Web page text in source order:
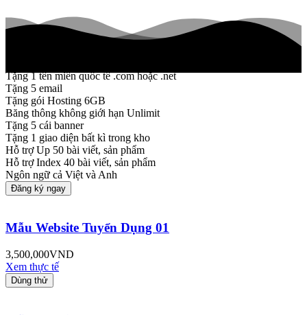
Tặng 1 tên miền quốc tế .com hoặc .net
Tặng 5 email
Tặng gói Hosting 6GB
Băng thông không giới hạn Unlimit
Tặng 5 cái banner
Tặng 1 giao diện bất kì trong kho
Hỗ trợ Up 50 bài viết, sản phẩm
Hỗ trợ Index 40 bài viết, sản phẩm
Ngôn ngữ cả Việt và Anh
Đăng ký ngay
Mẫu Website Tuyển Dụng 01
3,500,000VND
Xem thực tế
Dùng thử